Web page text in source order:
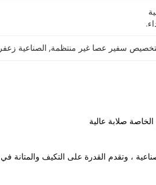
سفير عصا غير منتظمة, الصناعية
صلابة عالية
، وتقدم القدرة على التكيف والمتانة